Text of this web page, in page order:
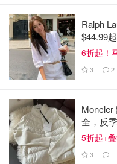
Ralph
$44.99起
6折起！
3 2
Moncler
全，反
5折起+叠
3